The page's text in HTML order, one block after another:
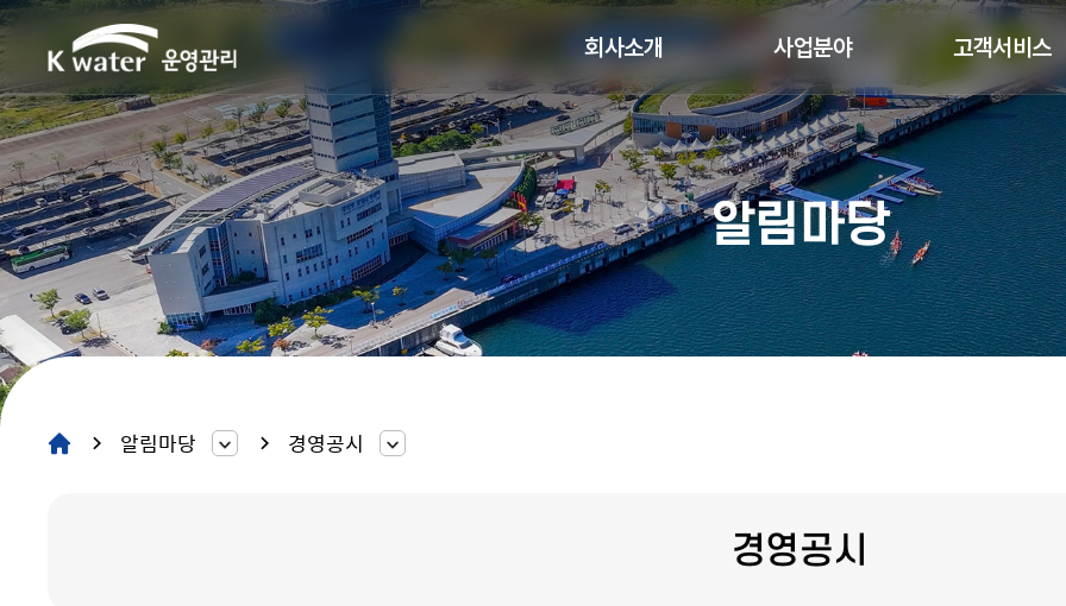
회사소개 사업분야 고객서비스
알림마당
알림마당 경영공시
경영공시